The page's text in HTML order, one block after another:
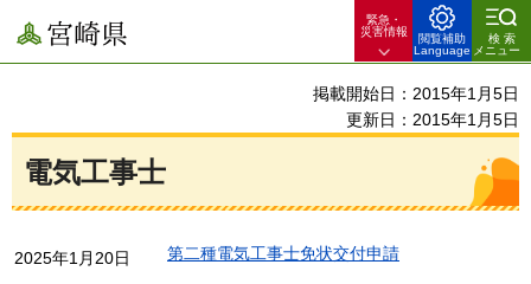
宮崎県
緊急・
災害情報
閲覧補助
Language
検索
メニュー
掲載開始日：2015年1月5日
更新日：2015年1月5日
電気工事士
2025年1月20日 第二種電気工事士免状交付申請